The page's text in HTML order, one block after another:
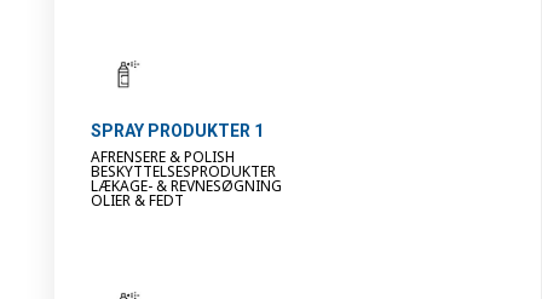
SPRAY PRODUKTER 1
AFRENSERE & POLISH
BESKYTTELSESPRODUKTER
LÆKAGE- & REVNESØGNING
OLIER & FEDT